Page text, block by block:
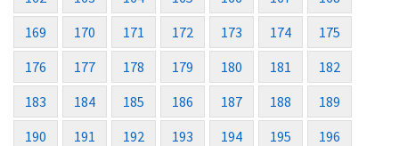
169
170 171 172 173 174
175
176
177 178 179 180 181
182
183
184 185 186 187 188
189
190
191 192 193 194 195
196